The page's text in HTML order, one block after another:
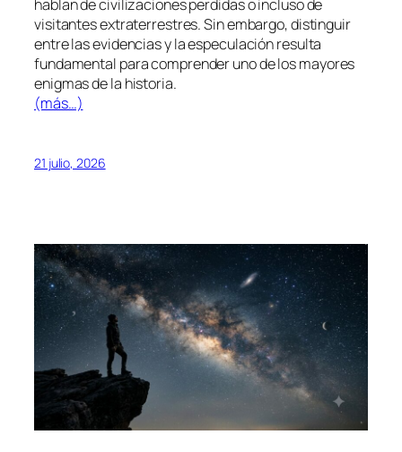
hablan de civilizaciones perdidas o incluso de
visitantes extraterrestres. Sin embargo, distinguir
entre las evidencias y la especulación resulta
fundamental para comprender uno de los mayores
enigmas de la historia.
(más…)
21 julio, 2026